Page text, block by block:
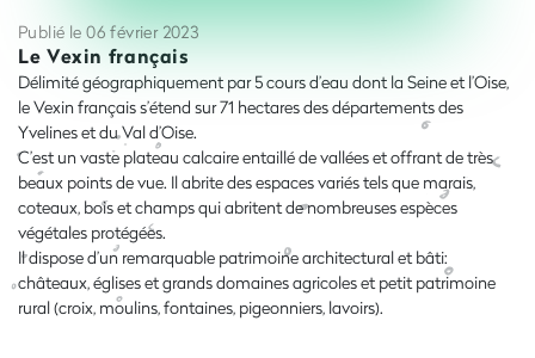
Publié le 06 février 2023
Le Vexin français
Délimité géographiquement par 5 cours d’eau dont la Seine et l’Oise,
le Vexin français s’étend sur 71 hectares des départements des
Yvelines et du Val d’Oise.
C’est un vaste plateau calcaire entaillé de vallées et offrant de très
beaux points de vue. Il abrite des espaces variés tels que marais,
coteaux, bois et champs qui abritent de nombreuses espèces
végétales protégées.
Il dispose d’un remarquable patrimoine architectural et bâti:
châteaux, églises et grands domaines agricoles et petit patrimoine
rural (croix, moulins, fontaines, pigeonniers, lavoirs).